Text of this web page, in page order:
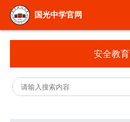
国光中学官网
安全教育